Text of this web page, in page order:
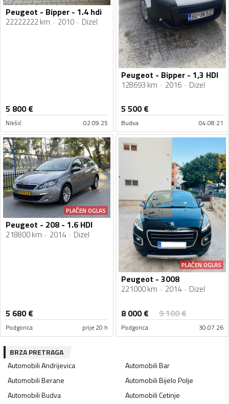
Peugeot - Bipper - 1.4 hdi
22222222 km 2010 Dizel
5 800€
Nikšić 02.09.25
Peugeot - Bipper - 1,3 HDI
128693 km 2016 Dizel
5 500€
Budva 04.08.21
PLAĆEN OGLAS
Peugeot - 208 - 1.6 HDI
218800 km 2014 Dizel
5 680€
Podgorica prije 20 h
PLAĆEN OGLAS
Peugeot - 3008
221000 km 2014 Dizel
8 000€ 9 100€
Podgorica 30.07.26
BRZA PRETRAGA
AutomobiliAndrijevica AutomobiliBar
AutomobiliBerane AutomobiliBijelo Polje
AutomobiliBudva AutomobiliCetinje